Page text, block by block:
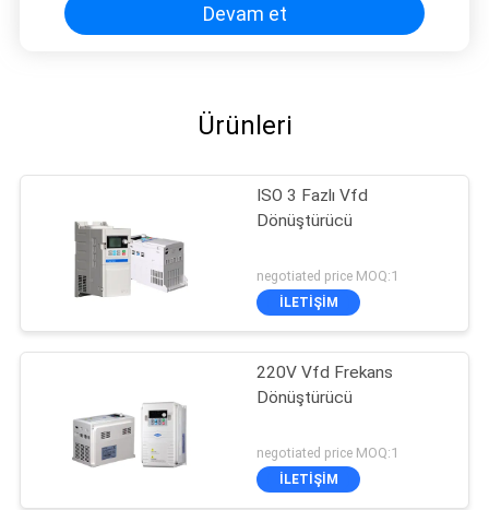
Devam et
Ürünleri
ISO 3 Fazlı Vfd
Dönüştürücü
negotiated price MOQ:1
İLETIŞIM
220V Vfd Frekans
Dönüştürücü
negotiated price MOQ:1
İLETIŞIM